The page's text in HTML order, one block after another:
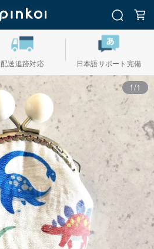
配送追跡対応 日本語サポート完備
1/1